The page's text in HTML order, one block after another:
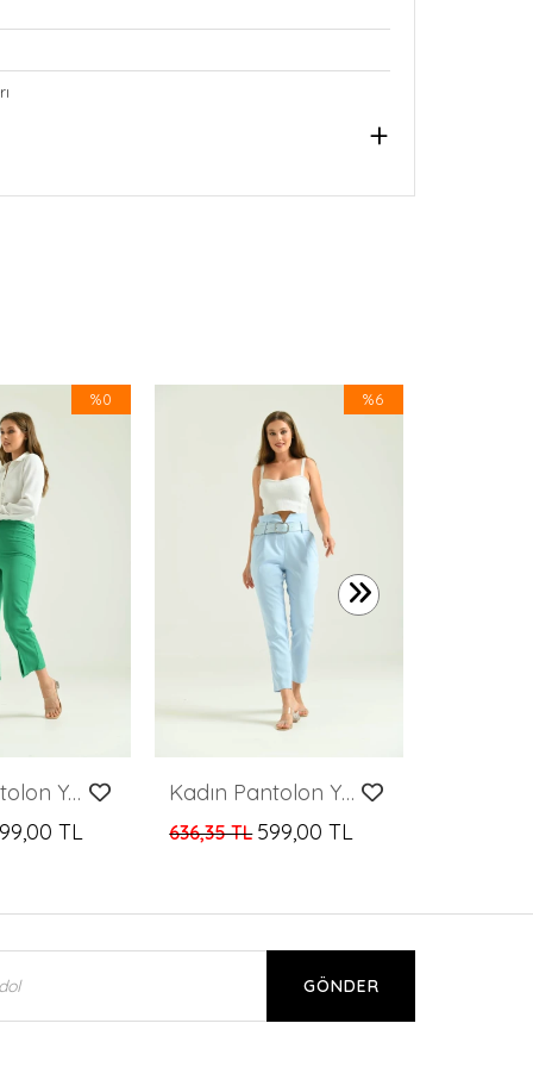
%0
Kadın Pantolon Yan Büzgülü Paça Yırtmaçlı Kumaş Pantolon Yeşil - T033
TL
%6
Kadın Pantolon Yüksel Bel Kemer Detay Havuç Pantolon Mavi - T016
636,35 TL 599,00 TL
GÖNDER